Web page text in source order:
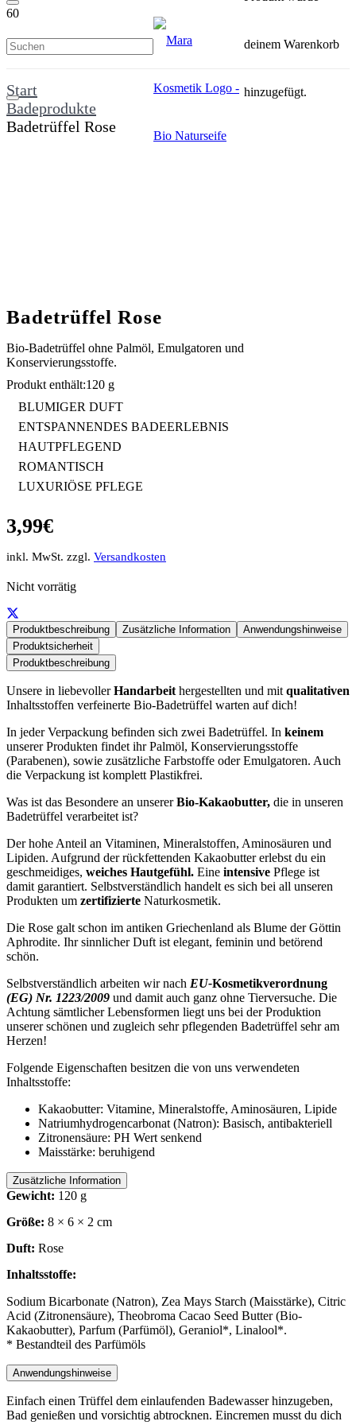
deinem Warenkorb
hinzugefügt.
Start
Badeprodukte
Badetrüffel Rose
Badetrüffel Rose
Bio-Badetrüffel ohne Palmöl, Emulgatoren und
Konservierungsstoffe.
120 g
BLUMIGER DUFT
ENTSPANNENDES BADEERLEBNIS
HAUTPFLEGEND
ROMANTISCH
LUXURIÖSE PFLEGE
3,99€
inkl. MwSt. zzgl. Versandkosten
Nicht vorrätig
Produktbeschreibung Zusätzliche Information
Anwendungshinweise
Produktsicherheit
Produktbeschreibung
Unsere in liebevollerHandarbeit hergestellten und mit qualitativen
Inhaltsstoffen verfeinerte Bio-Badetrüffel warten auf dich!
In jeder Verpackung befinden sich zwei Badetrüffel. In keinem
unserer Produkten findet ihr Palmöl, Konservierungsstoffe
(Parabenen), sowie zusätzliche Farbstoffe oder Emulgatoren. Auch
die Verpackung ist komplett Plastikfrei.
Was ist das Besondere an unsererBio-Kakaobutter, die in unseren
Badetrüffel verarbeitet ist?
Der hohe Anteil an Vitaminen, Mineralstoffen, Aminosäuren und
Lipiden. Aufgrund der rückfettenden Kakaobutter erlebst du ein
geschmeidiges, weiches Hautgefühl. Eine intensive Pflege ist
damit garantiert. Selbstverständlich handelt es sich bei all unseren
Produkten um zertifizierte Naturkosmetik.
Die Rose galt schon im antiken Griechenland als Blume der Göttin
Aphrodite. Ihr sinnlicher Duft ist elegant, feminin und betörend
schön.
Selbstverständlich arbeiten wir nach EU-Kosmetikverordnung
(EG) Nr. 1223/2009 und damit auch ganz ohne Tierversuche. Die
Achtung sämtlicher Lebensformen liegt uns bei der Produktion
unserer schönen und zugleich sehr pflegenden Badetrüffel sehr am
Herzen!
Folgende Eigenschaften besitzen die von uns verwendeten
Inhaltsstoffe:
Kakaobutter: Vitamine, Mineralstoffe, Aminosäuren, Lipide
Natriumhydrogencarbonat (Natron): Basisch, antibakteriell
Zitronensäure: PH Wert senkend
Maisstärke: beruhigend
Zusätzliche Information
Gewicht: 120 g
Größe: 8 × 6 × 2 cm
Duft: Rose
Inhaltsstoffe:
Sodium Bicarbonate (Natron), Zea Mays Starch (Maisstärke), Citric
Acid (Zitronensäure), Theobroma Cacao Seed Butter (Bio-
Kakaobutter), Parfum (Parfümöl), Geraniol*, Linalool*.
* Bestandteil des Parfümöls
Anwendungshinweise
Einfach einen Trüffel dem einlaufenden Badewasser hinzugeben,
Bad genießen und vorsichtig abtrocknen. Eincremen musst du dich